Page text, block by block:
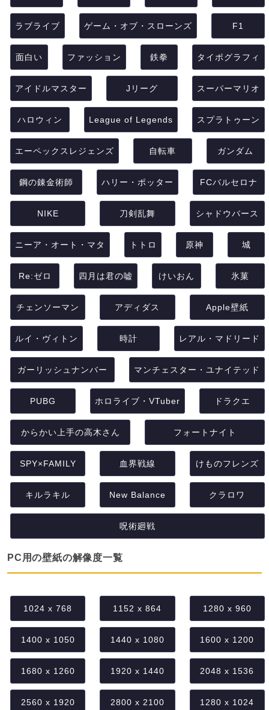
ラブライブ ゲーム・オブ・スローンズ F1
面白い ファッション 鉄拳 タイポグラフィ
アイドルマスター Jリーグ スーパーマリオ
ハロウィン League of Legends スプラトゥーン
エーペックスレジェンズ 自転車 ガンダム
鋼の錬金術師 ハリー・ポッター FCバルセロナ
NIKE 刀剣乱舞 シャドウバース
ニーア・オート・マタ トトロ 原神 城
Re:ゼロ 四月は君の嘘 けいおん 氷菓
チェンソーマン アディダス Apple壁紙
ルイ・ヴィトン 時計 レアル・マドリード
ガーリッシュナンバー マンチェスター・ユナイテッド
PUBG ホロライブ・VTuber ドラクエ
からかい上手の高木さん フォートナイト
SPY×FAMILY 血界戦線 けものフレンズ
キルラキル New Balance クラロワ
呪術廻戦
PC用の壁紙の解像度一覧
1024 x 768 1152 x 864 1280 x 960
1400 x 1050 1440 x 1080 1600 x 1200
1680 x 1260 1920 x 1440 2048 x 1536
2560 x 1920 2800 x 2100 1280 x 1024